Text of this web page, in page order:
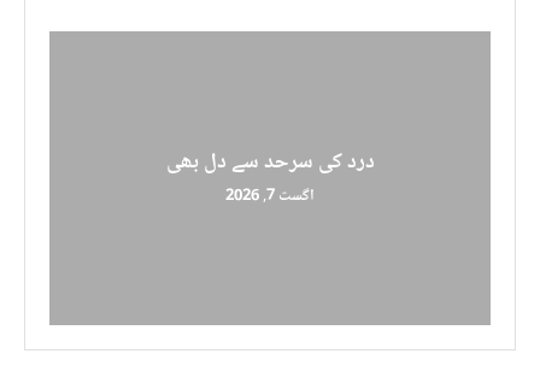
درد کی سرحد سے دل بھی
اگست 7, 2026